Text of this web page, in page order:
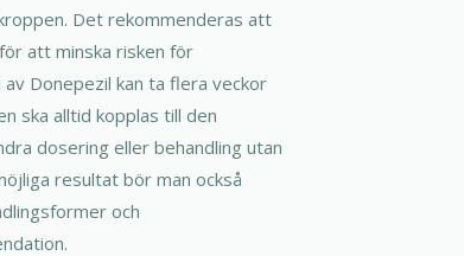
Det rekommenderas att
att minska risken för
Donepezil kan ta flera veckor
ska alltid kopplas till den
dosering eller behandling utan
resultat bör man också
och